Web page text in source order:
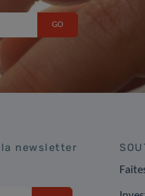
newsletter